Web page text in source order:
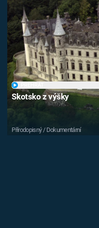
Skotsko z výšky
Přírodopisný / Dokumentární